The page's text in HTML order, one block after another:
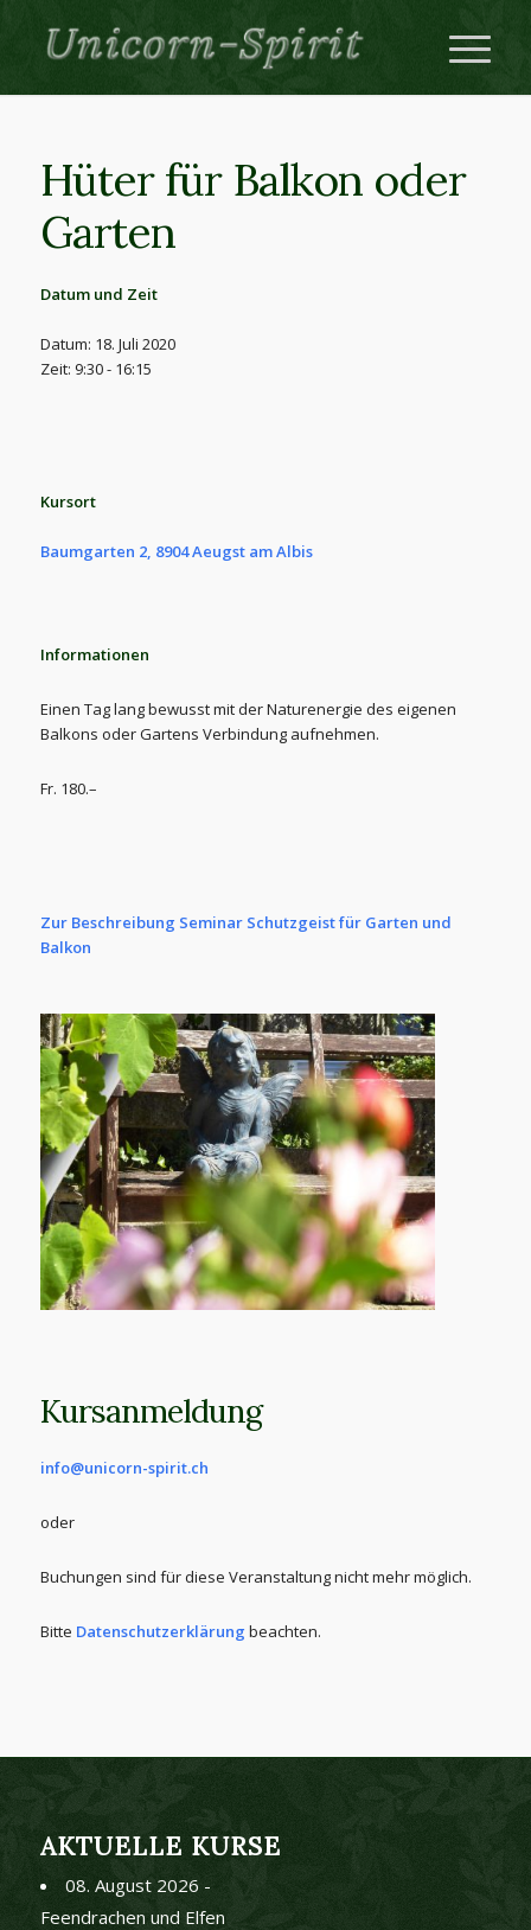
Hüter für Balkon oder
Garten
Datum und Zeit
Datum: 18. Juli 2020
Zeit: 9:30 - 16:15
Kursort
Baumgarten 2, 8904 Aeugst am Albis
Informationen
Einen Tag lang bewusst mit der Naturenergie des eigenen
Balkons oder Gartens Verbindung aufnehmen.
Fr. 180.–
Zur Beschreibung Seminar Schutzgeist für Garten und
Balkon
Kursanmeldung
info@unicorn-spirit.ch
oder
Buchungen sind für diese Veranstaltung nicht mehr möglich.
Bitte Datenschutzerklärung beachten.
AKTUELLE KURSE
08. August 2026 -
Feendrachen und Elfen